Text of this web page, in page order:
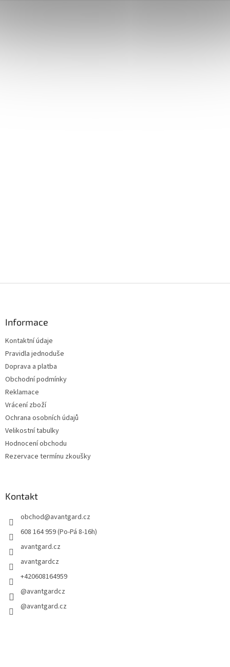
Informace
Kontaktní údaje
Pravidla jednoduše
Doprava a platba
Obchodní podmínky
Reklamace
Vrácení zboží
Ochrana osobních údajů
Velikostní tabulky
Hodnocení obchodu
Rezervace termínu zkoušky
Kontakt
obchod@avantgard.cz
608 164 959 (Po-Pá 8-16h)
avantgard.cz
avantgardcz
+420608164959
@avantgardcz
@avantgard.cz